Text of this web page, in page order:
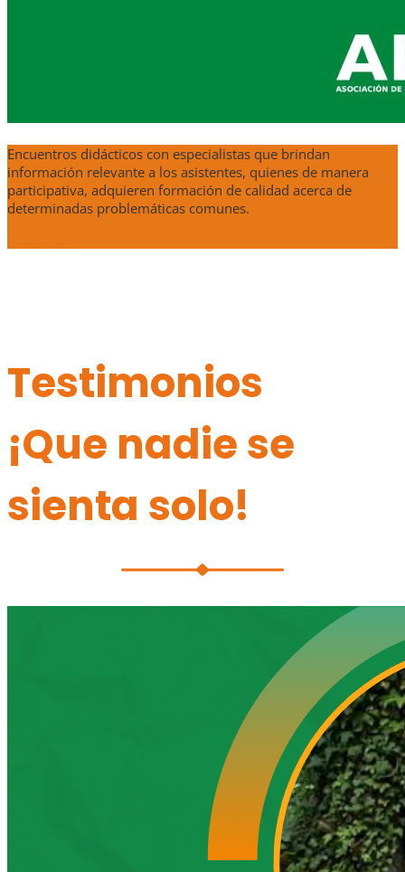
Encuentros didácticos con especialistas que brindan
información relevante a los asistentes, quienes de manera
participativa, adquieren formación de calidad acerca de
determinadas problemáticas comunes.
Testimonios
¡Que nadie se
sienta solo!